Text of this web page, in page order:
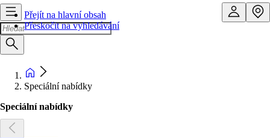
Přejít na hlavní obsah
Přeskočit na vyhledávání
Speciální nabídky
Speciální nabídky